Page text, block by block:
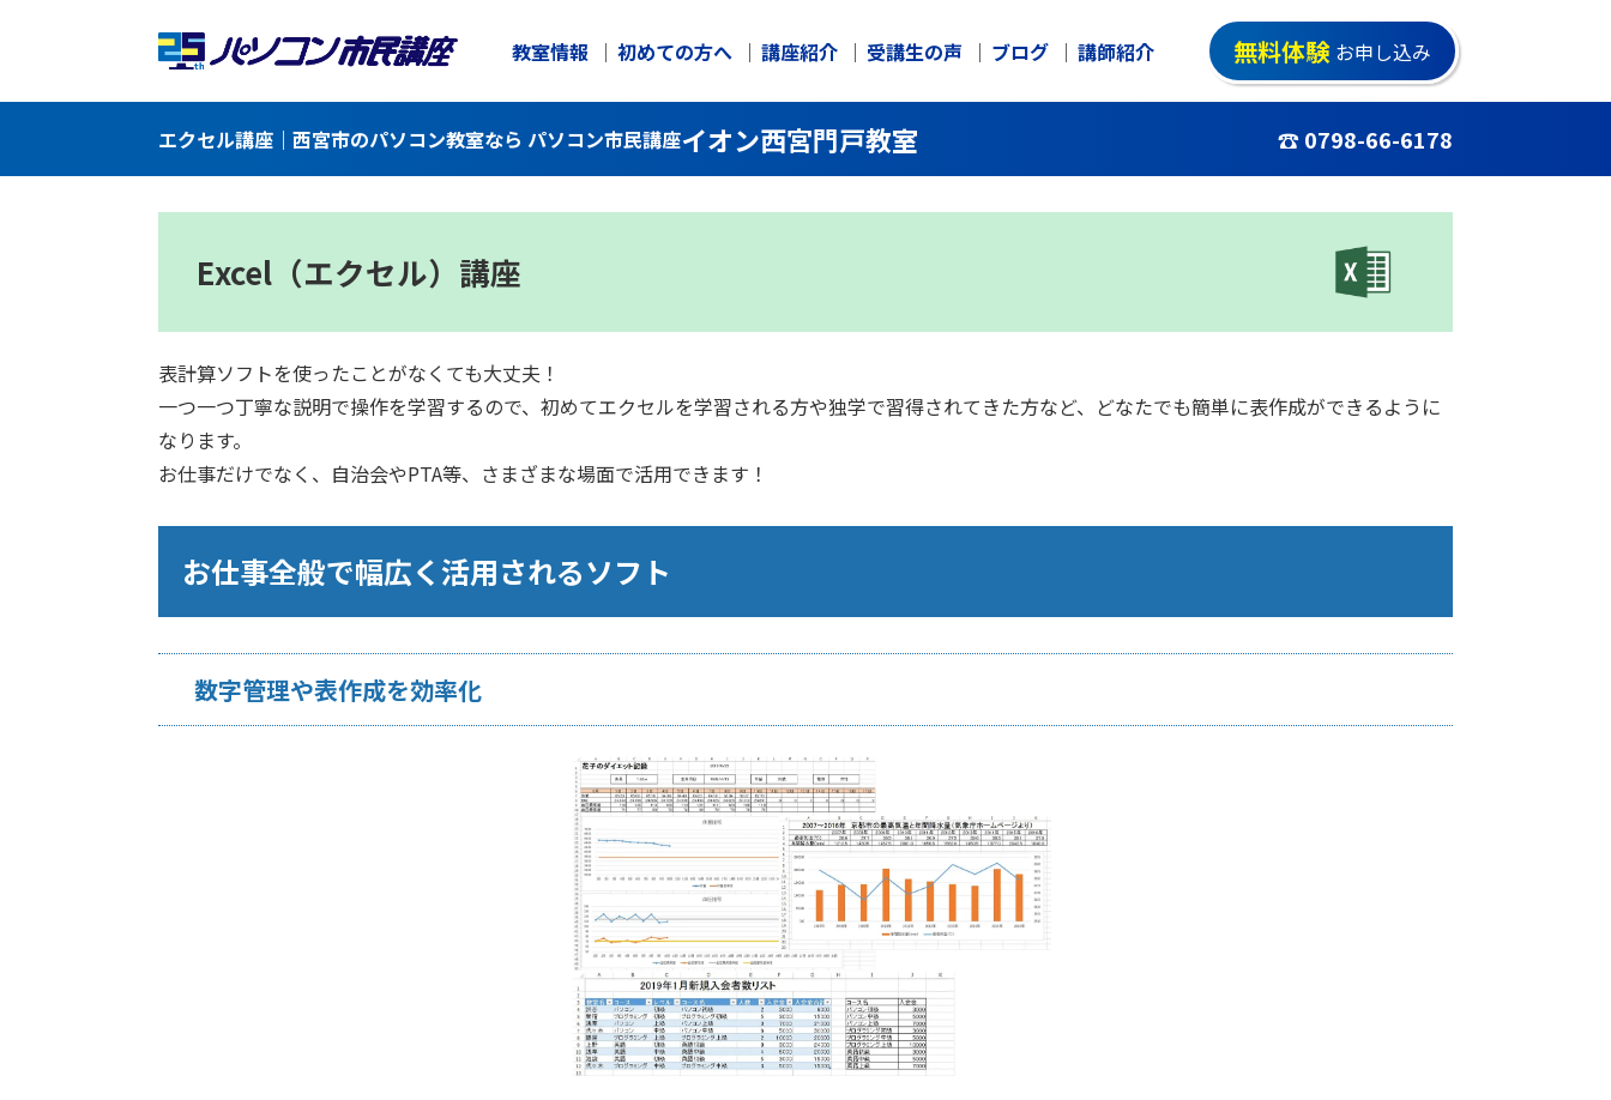
教室情報 初めての方へ 講座紹介 受講生の声 ブログ 講師紹介 無料体験 お申し込み
エクセル講座｜西宮市のパソコン教室なら パソコン市民講座イオン西宮門戸教室 ☎ 0798-66-6178
Excel（エクセル）講座
表計算ソフトを使ったことがなくても大丈夫！
一つ一つ丁寧な説明で操作を学習するので、初めてエクセルを学習される方や独学で習得されてきた方など、どなたでも簡単に表作成ができるように
なります。
お仕事だけでなく、自治会やPTA等、さまざまな場面で活用できます！
お仕事全般で幅広く活用されるソフト
数字管理や表作成を効率化